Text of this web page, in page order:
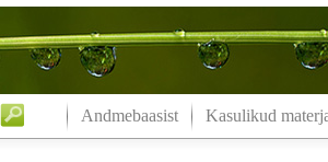
Andmebaasist Kasulikud